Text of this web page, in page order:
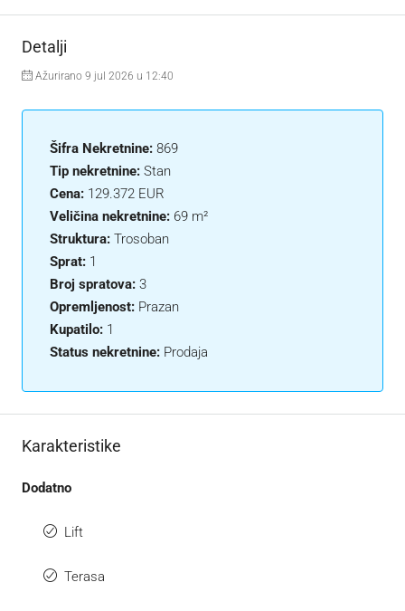
Detalji
Ažurirano 9 jul 2026 u 12:40
Šifra Nekretnine: 869
Tip nekretnine: Stan
Cena: 129.372 EUR
Veličina nekretnine: 69 m²
Struktura: Trosoban
Sprat: 1
Broj spratova: 3
Opremljenost: Prazan
Kupatilo: 1
Status nekretnine: Prodaja
Karakteristike
Dodatno
Lift
Terasa